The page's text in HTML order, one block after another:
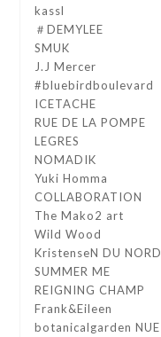
kassl
＃DEMYLEE
SMUK
J.J Mercer
#bluebirdboulevard
ICETACHE
RUE DE LA POMPE
LEGRES
NOMADIK
Yuki Homma
COLLABORATION
The Mako2 art
Wild Wood
KristenseN DU NORD
SUMMER ME
REIGNING CHAMP
Frank&Eileen
botanicalgarden NUE